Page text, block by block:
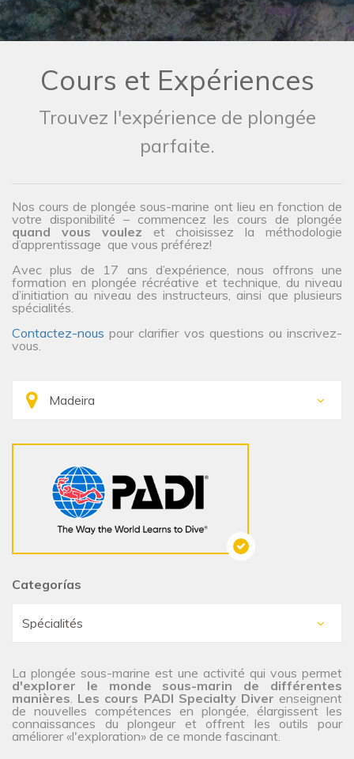
Cours et Expériences
Trouvez l'expérience de plongée
parfaite.
Nos cours de plongée sous-marine ont lieu en fonction de
votre disponibilité – commencez les cours de plongée
quand vous voulez et choisissez la méthodologie
d’apprentissage que vous préférez!
Avec plus de 17 ans d’expérience, nous offrons une
formation en plongée récréative et technique, du niveau
d’initiation au niveau des instructeurs, ainsi que plusieurs
spécialités.
Contactez-nous pour clarifier vos questions ou inscrivez-
vous.
Categorías
La plongée sous-marine est une activité qui vous permet
d'explorer le monde sous-marin de différentes
manières. Les cours PADI Specialty Diver enseignent
de nouvelles compétences en plongée, élargissent les
connaissances du plongeur et offrent les outils pour
améliorer «l'exploration» de ce monde fascinant.